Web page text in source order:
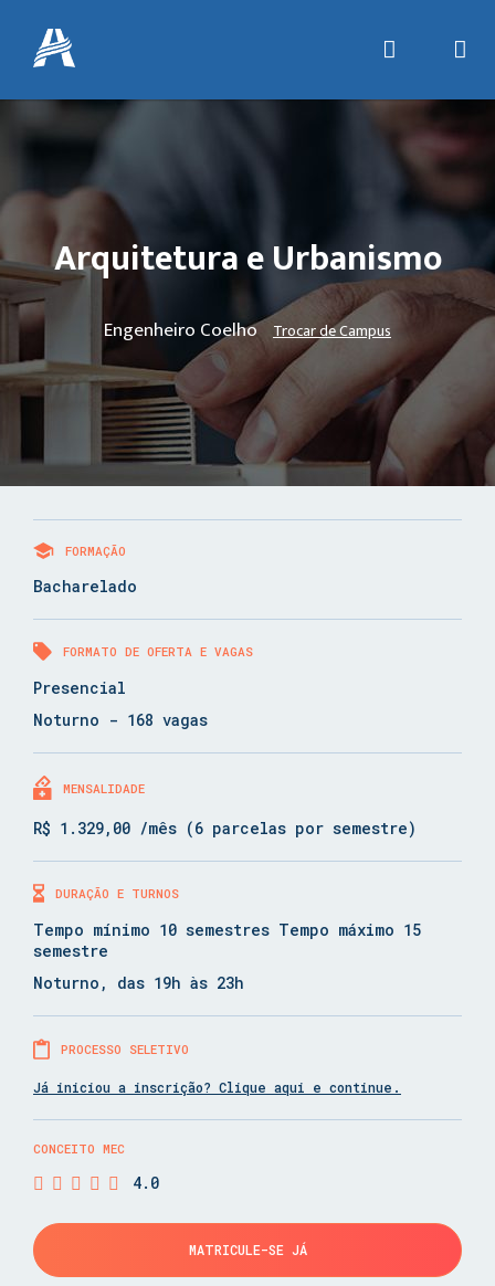
Arquitetura e Urbanismo
Engenheiro Coelho Trocar de Campus
FORMAÇÃO
Bacharelado
FORMATO DE OFERTA E VAGAS
Presencial
Noturno - 168 vagas
MENSALIDADE
R$ 1.329,00 /mês (6 parcelas por semestre)
DURAÇÃO E TURNOS
Tempo mínimo 10 semestres Tempo máximo 15
semestre
Noturno, das 19h às 23h
PROCESSO SELETIVO
Já iniciou a inscrição? Clique aqui e continue.
CONCEITO MEC
4.0
MATRICULE-SE JÁ